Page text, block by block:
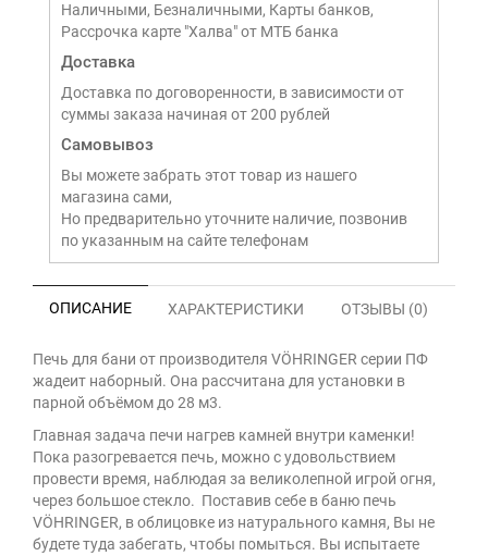
Наличными, Безналичными, Карты банков,
Рассрочка карте "Халва" от МТБ банка
Доставка
Доставка по договоренности, в зависимости от
суммы заказа начиная от 200 рублей
Самовывоз
Вы можете забрать этот товар из нашего
магазина сами,
Но предварительно уточните наличие, позвонив
по указанным на сайте телефонам
ОПИСАНИЕ ХАРАКТЕРИСТИКИ ОТЗЫВЫ (0)
Печь для бани от производителя VÖHRINGER серии ПФ
жадеит наборный. Она рассчитана для установки в
парной объёмом до 28 м3.
Главная задача печи нагрев камней внутри каменки!
Пока разогревается печь, можно с удовольствием
провести время, наблюдая за великолепной игрой огня,
через большое стекло. Поставив себе в баню печь
VÖHRINGER, в облицовке из натурального камня, Вы не
будете туда забегать, чтобы помыться. Вы испытаете